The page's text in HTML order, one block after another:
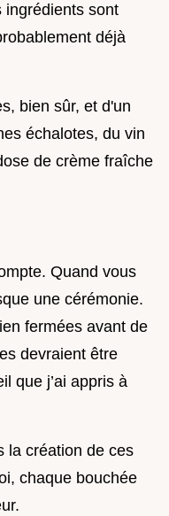
ingrédients sont
déjà
bien sûr, et d'un
échalotes, du vin
de crème fraîche
Quand vous
une cérémonie.
fermées avant de
devraient être
que j’ai appris à
la création de ces
chaque bouchée